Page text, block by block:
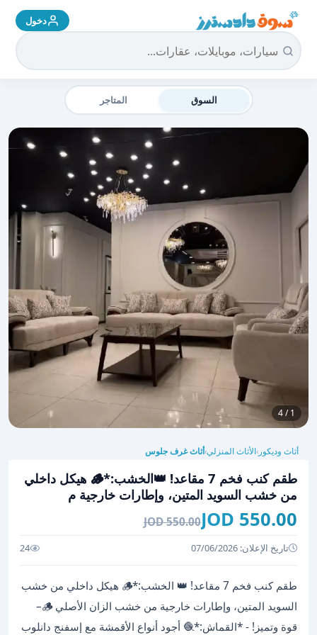
سوق دادسترز الرئيسية دخول
السوق المتاجر
1 / 4
أثاث وديكور ›الأثاث المنزلي›أثاث غرف جلوس
طقم كنب فخم 7 مقاعد! 👑الخشب:*🪵 هيكل داخلي
من خشب السويد المتين، وإطارات خارجية م
550.00 JOD
550.00 JOD
تاريخ الإعلان: 07/06/2026 24
طقم كنب فخم 7 مقاعد! 👑 الخشب:*🪵 هيكل داخلي من خشب
السويد المتين، وإطارات خارجية من خشب الزان الأصلي 🪵–
قوة وتميز! - *القماش:*🧶 أجود أنواع الأقمشة مع إسفنج دانلوب